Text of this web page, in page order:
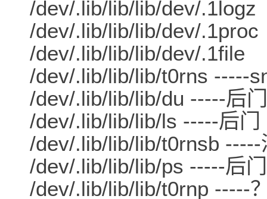
/dev/.lib/lib/lib/dev/.1logz
/dev/.lib/lib/lib/dev/.1proc
/dev/.lib/lib/lib/dev/.1file
/dev/.lib/lib/lib/t0rns -----
/dev/.lib/lib/lib/du -----后门
/dev/.lib/lib/lib/ls -----后门
/dev/.lib/lib/lib/t0rnsb -----
/dev/.lib/lib/lib/ps -----后门
/dev/.lib/lib/lib/t0rnp -----